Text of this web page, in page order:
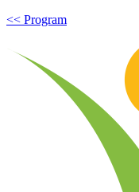
<< Program